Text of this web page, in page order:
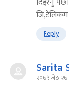
Reply
Sarita
२०७५ जेठ २७